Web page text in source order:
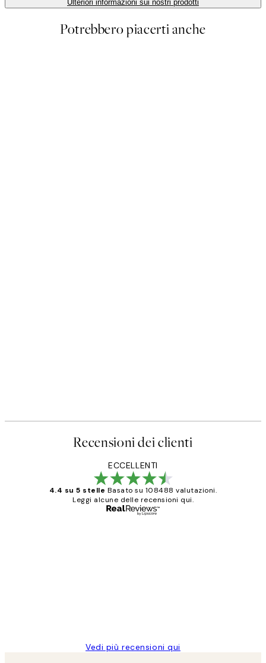
Ulteriori informazioni sui nostri prodotti
Potrebbero piacerti anche
Recensioni dei clienti
ECCELLENTI
4.4 su 5 stelle Basato su 108488 valutazioni.
Leggi alcune delle recensioni qui.
Vedi più recensioni qui